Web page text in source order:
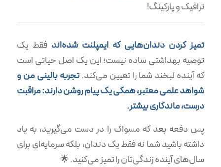
ترافیک و پارکینگ!
تمیز کردن دندان‌هایی که ایمپلنت شده‌اند فقط یک
توصیه بهداشتی ساده نیست؛ این یک اصل حیاتی است
که آینده لبخند شما را تعیین می‌کند.تجربه بالینی من و
شواهد علمی معتبر، همگی یک پیام روشن دارند: مراقبت
درست، ماندگاری بیشتر.
پس دفعه بعد که مسواک را در دست می‌گیرید، به یاد
داشته باشید شما نه فقط یک دندان، بلکه سرمایه‌ای برای
سال‌های آینده زندگی‌تان را تمیز می‌کنید. 🌟